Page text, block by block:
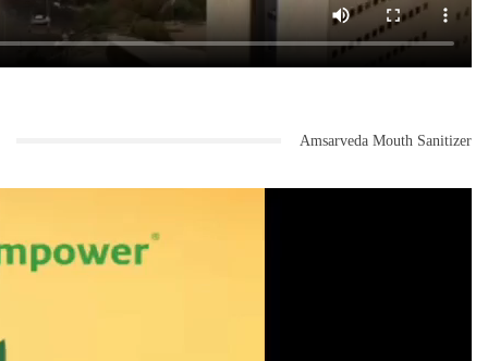
Amsarveda Mouth Sanitizer